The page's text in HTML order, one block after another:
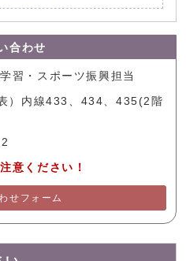
合わせ
習・スポーツ振興担当
）内線433、434、435(2階
意ください！
せフォーム